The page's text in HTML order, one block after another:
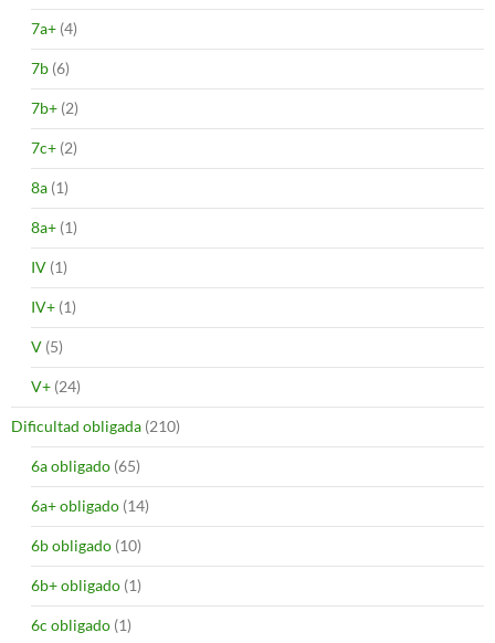
7a+ (4)
7b (6)
7b+ (2)
7c+ (2)
8a (1)
8a+ (1)
IV (1)
IV+ (1)
V (5)
V+ (24)
Dificultad obligada (210)
6a obligado (65)
6a+ obligado (14)
6b obligado (10)
6b+ obligado (1)
6c obligado (1)